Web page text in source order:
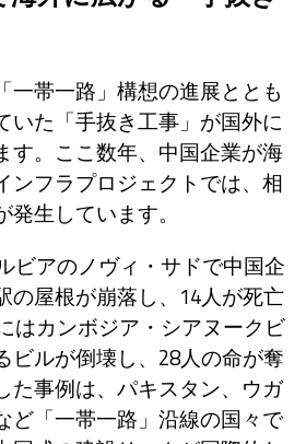
帯一路」構想の進展ととも
いた「手抜き工事」が国外に
す。ここ数年、中国企業が海
ンフラプロジェクトでは、相
生しています。
ビアのノヴィ・サドで中国企
の屋根が崩落し、14人が死亡
はカンボジア・シアヌークビ
ビルが倒壊し、28人の命が奪
た事例は、パキスタン、ウガ
ど「一帯一路」沿線の国々で